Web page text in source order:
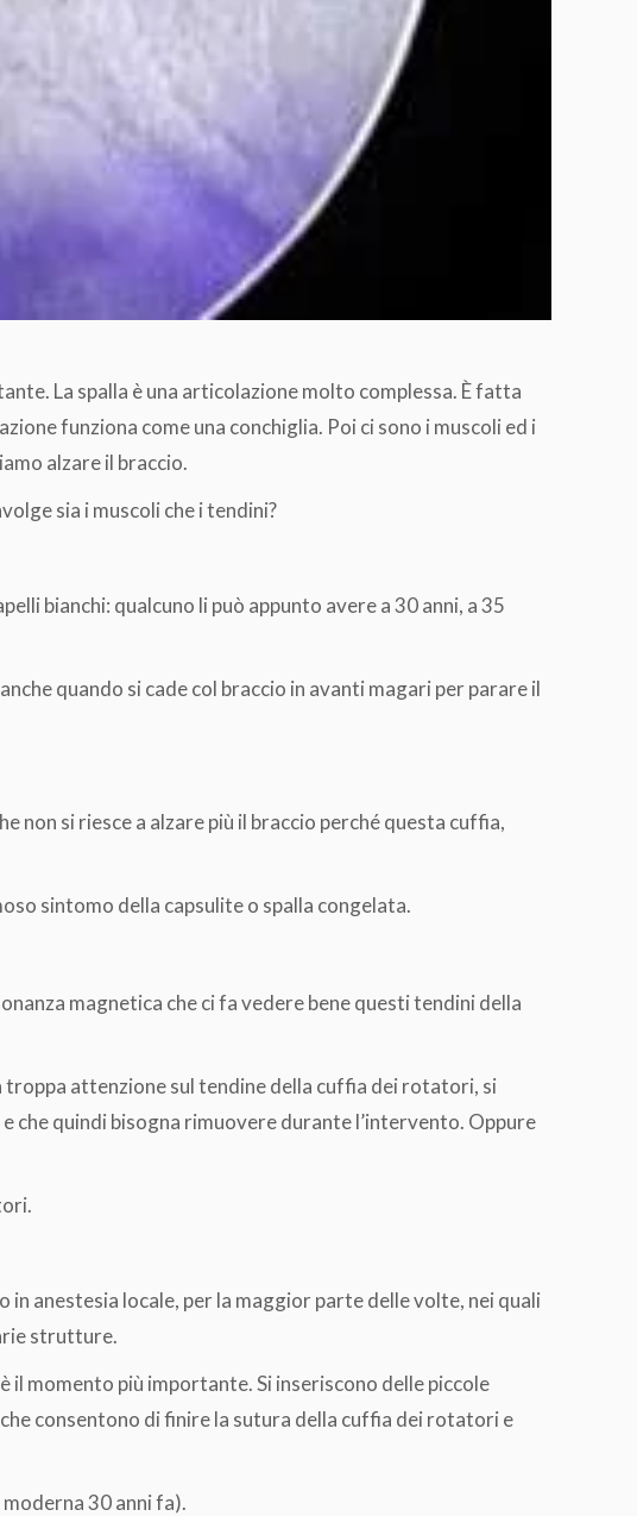
La spalla è una articolazione molto complessa. È fatta
funziona come una conchiglia. Poi ci sono i muscoli ed i
alzare il braccio.
sia i muscoli che i tendini?
bianchi: qualcuno li può appunto avere a 30 anni, a 35
quando si cade col braccio in avanti magari per parare il
non si riesce a alzare più il braccio perché questa cuffia,
sintomo della capsulite o spalla congelata.
magnetica che ci fa vedere bene questi tendini della
attenzione sul tendine della cuffia dei rotatori, si
che quindi bisogna rimuovere durante l’intervento. Oppure
in anestesia locale, per la maggior parte delle volte, nei quali
strutture.
il momento più importante. Si inseriscono delle piccole
consentono di finire la sutura della cuffia dei rotatori e
30 anni fa).